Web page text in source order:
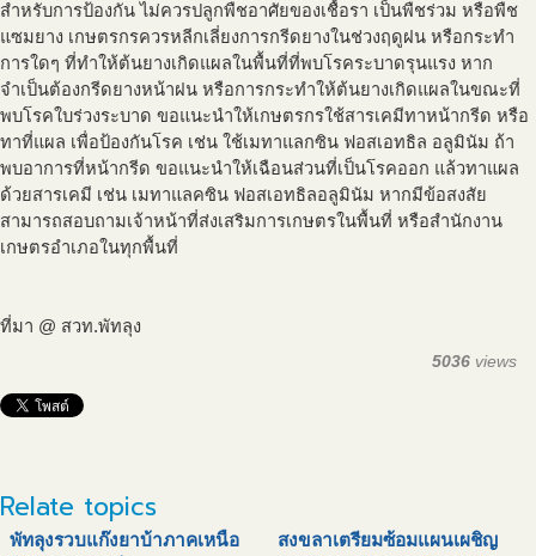
สำหรับการป้องกัน ไม่ควรปลูกพืชอาศัยของเชื้อรา เป็นพืชร่วม หรือพืช
แซมยาง เกษตรกรควรหลีกเลี่ยงการกรีดยางในช่วงฤดูฝน หรือกระทำ
การใดๆ ที่ทำให้ต้นยางเกิดแผลในพื้นที่ที่พบโรคระบาดรุนแรง หาก
จำเป็นต้องกรีดยางหน้าฝน หรือการกระทำให้ต้นยางเกิดแผลในขณะที่
พบโรคใบร่วงระบาด ขอแนะนำให้เกษตรกรใช้สารเคมีทาหน้ากรีด หรือ
ทาที่แผล เพื่อป้องกันโรค เช่น ใช้เมทาแลกซิน ฟอสเอทธิล อลูมินัม ถ้า
พบอาการที่หน้ากรีด ขอแนะนำให้เฉือนส่วนที่เป็นโรคออก แล้วทาแผล
ด้วยสารเคมี เช่น เมทาแลคซิน ฟอสเอทธิลอลูมินัม หากมีข้อสงสัย
สามารถสอบถามเจ้าหน้าที่ส่งเสริมการเกษตรในพื้นที่ หรือสำนักงาน
เกษตรอำเภอในทุกพื้นที่
ที่มา @ สวท.พัทลุง
5036 views
Relate topics
พัทลุงรวบแก๊งยาบ้าภาคเหนือ
สงขลาเตรียมซ้อมแผนเผชิญ